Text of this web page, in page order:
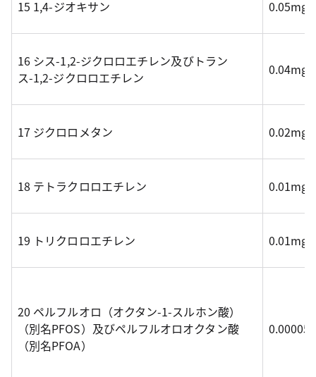
15 1,4-ジオキサン 0.05mg/
16 シス-1,2-ジクロロエチレン及びトラン
ス-1,2-ジクロロエチレン
0.04mg/
17 ジクロロメタン 0.02mg/
18 テトラクロロエチレン 0.01mg/
19 トリクロロエチレン 0.01mg/
20 ペルフルオロ（オクタン-1-スルホン酸）
（別名PFOS）及びペルフルオロオクタン酸
（別名PFOA）